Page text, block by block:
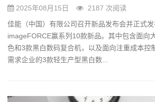
2025年08月15日
2187 次阅读
佳能（中国）有限公司召开新品发布会并正式
imageFORCE赢系列10款新品。其中包含面向
色和3款黑白数码复合机，以及面向注重成本控
需求企业的3款轻生产型黑白数...